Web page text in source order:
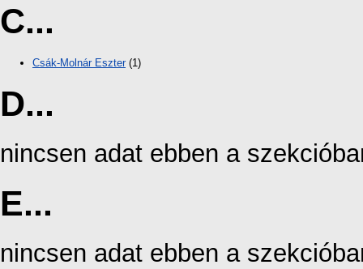
C...
Csák-Molnár Eszter(1)
D...
nincsen adat ebben a
E...
nincsen adat ebben a